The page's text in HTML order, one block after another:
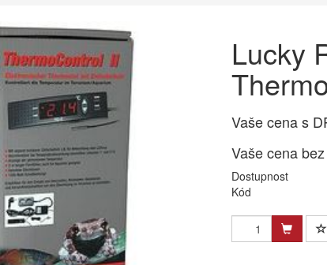
Lucky
Vaše cena s
Vaše cena
Dostupnost
Kód